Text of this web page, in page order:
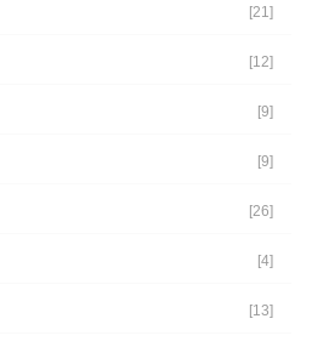
[21]
[12]
[9]
[9]
[26]
[4]
[13]